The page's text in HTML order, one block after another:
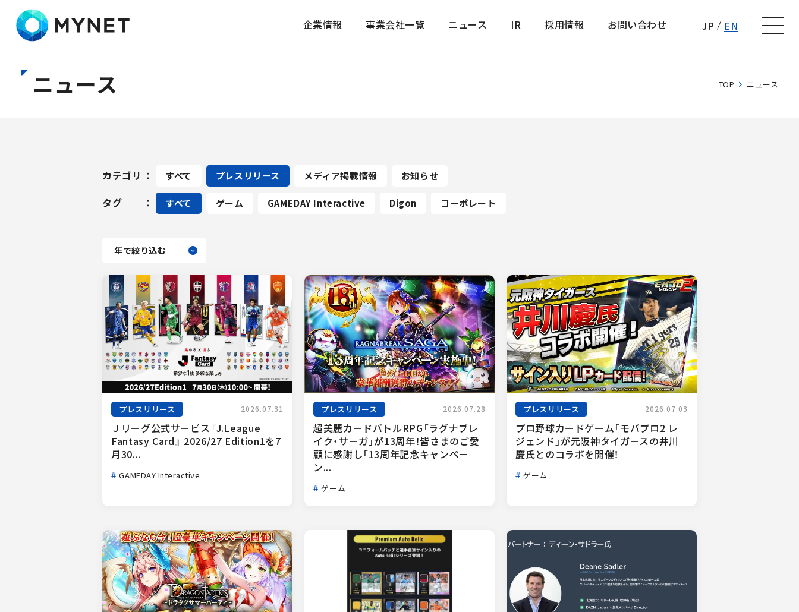
企業情報
事業会社一覧
ニュース
IR
採用情報
お問い合わせ
JP EN
TOP ニュース
ニュース
カテゴリ すべて プレスリリース メディア掲載情報 お知らせ
タグ すべて ゲーム GAMEDAY Interactive Digon コーポレート
プレスリリース 2026.07.31
Ｊリーグ公式サービス『J.League
Fantasy Card』 2026/27 Edition1を7
月30...
GAMEDAY Interactive
プレスリリース 2026.07.28
超美麗カードバトルRPG「ラグナブレ
イク・サーガ」が13周年！皆さまのご愛
顧に感謝し「13周年記念キャンペー
ン...
ゲーム
プレスリリース 2026.07.03
プロ野球カードゲーム「モバプロ2 レ
ジェンド」が元阪神タイガースの井川
慶氏とのコラボを開催！
ゲーム